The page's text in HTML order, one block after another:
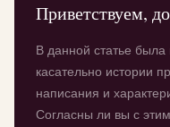
Приветствуем,
В данной статье
касательно истории
написания и
Согласны ли вы с